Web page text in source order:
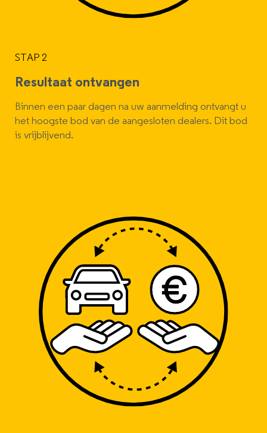
STAP 2
Resultaat ontvangen
Binnen een paar dagen na uw aanmelding ontvangt u
het hoogste bod van de aangesloten dealers. Dit bod
is vrijblijvend.